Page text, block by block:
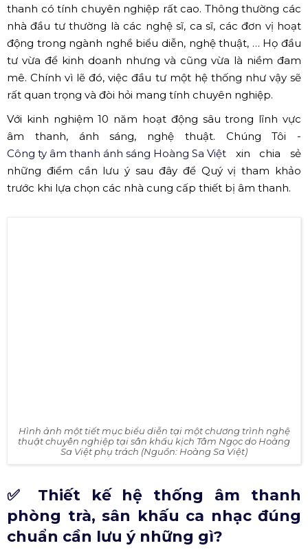
thanh có tính chuyên nghiệp rất cao. Thông thường các
nhà đầu tư thường là các nghệ sĩ, ca sĩ, các đơn vị hoạt
động trong ngành nghề biểu diễn, nghệ thuật, … Họ đầu
tư vừa để kinh doanh nhưng và cũng vừa là niềm đam
mê. Chính vì lẽ đó, việc đầu tư một hệ thống như vậy sẽ
rất quan trọng và đòi hỏi mang tính chuyên nghiệp.
Với kinh nghiệm 10 năm hoạt động sâu trong lĩnh vực
âm thanh, ánh sáng, nghệ thuật. Chúng Tôi -
Công ty âm thanh ánh sáng Hoàng Sa Việt xin chia sẻ
những điểm cần lưu ý sau đây để Quý vị tham khảo
trước khi lựa chọn các nhà cung cấp thiết bị âm thanh.
Hình ảnh một tiết mục biểu diễn tại một chương trình nghệ
thuật chuyên nghiệp tại sân khấu kịch Tâm Ngọc do Hoàng
Sa Việt phụ trách (Nguồn: Hoàng Sa Việt)